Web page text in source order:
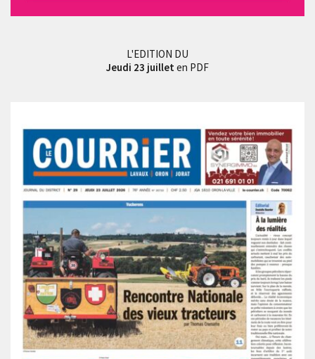
L'EDITION DU
Jeudi 23 juillet en PDF